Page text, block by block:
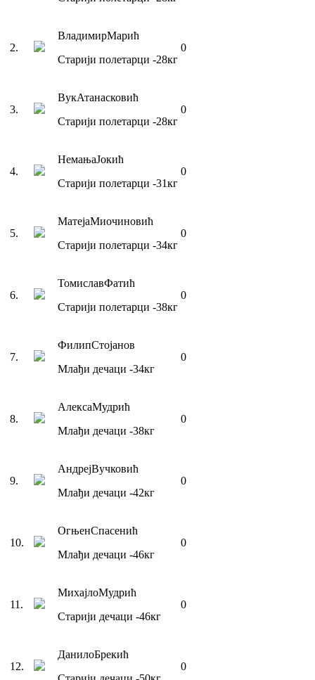
2.
ВладимирМарић
Старији полетарци -28кг
0
3.
ВукАтанасковић
Старији полетарци -28кг
0
4.
НемањаЈокић
Старији полетарци -31кг
0
5.
МатејаМиочиновић
Старији полетарци -34кг
0
6.
ТомиславФатић
Старији полетарци -38кг
0
7.
ФилипСтојанов
Млађи дечаци -34кг
0
8.
АлексаМудрић
Млађи дечаци -38кг
0
9.
АндрејВучковић
Млађи дечаци -42кг
0
10.
ОгњенСпасенић
Млађи дечаци -46кг
0
11 .
МихајлоМудрић
Старији дечаци -46кг
0
12.
ДанилоБрекић
0